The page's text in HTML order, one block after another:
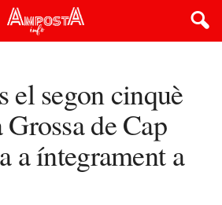
el segon cinquè
de Cap
a íntegrament a